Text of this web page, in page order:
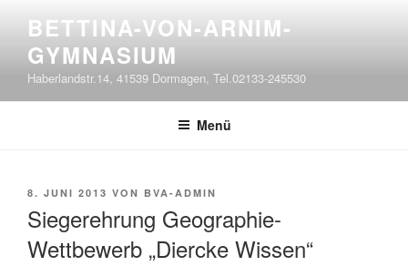
springen
BETTINA-VON-ARNIM-
GYMNASIUM
Haberlandstr.14, 41539 Dormagen, Tel.02133-245530
Menü
VERÖFFENTLICHT
8. JUNI 2013 VON BVA-ADMIN
Siegerehrung Geographie-
Wettbewerb „Diercke Wissen“